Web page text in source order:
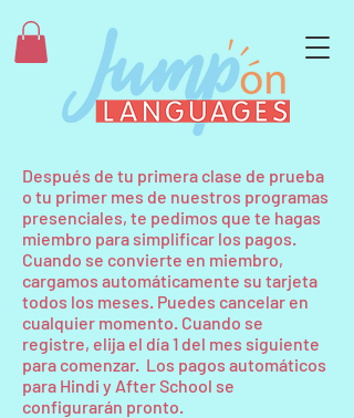
Después de tu primera clase de prueba
o tu primer mes de nuestros programas
presenciales, te pedimos que te hagas
miembro para simplificar los pagos.
Cuando se convierte en miembro,
cargamos automáticamente su tarjeta
todos los meses. Puedes cancelar en
cualquier momento. Cuando se
registre, elija el día 1 del mes siguiente
para comenzar. Los pagos automáticos
para Hindi y After School se
configurarán pronto.